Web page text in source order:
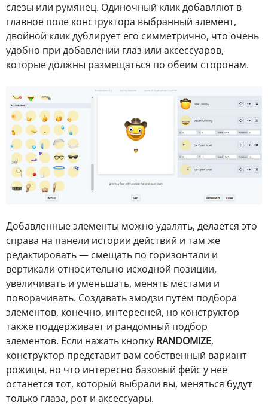
слезы или румянец. Одиночный клик добавляют в
главное поле конструктора выбранный элемент,
двойной клик дублирует его симметрично, что очень
удобно при добавлении глаз или аксессуаров,
которые должны размещаться по обеим сторонам.
Добавленные элементы можно удалять, делается это
справа на панели истории действий и там же
редактировать — смещать по горизонтали и
вертикали относительно исходной позиции,
увеличивать и уменьшать, менять местами и
поворачивать. Создавать эмодзи путем подбора
элементов, конечно, интересней, но конструктор
также поддерживает и рандомный подбор
элементов. Если нажать кнопку RANDOMIZE,
конструктор представит вам собственный вариант
рожицы, но что интересно базовый фейс у неё
останется тот, который выбрали вы, меняться будут
только глаза, рот и аксессуары.